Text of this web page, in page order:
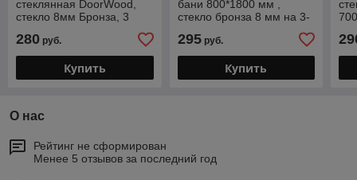
стеклянная DoorWood,
стекло 8мм Бронза, 3
70*190 см
280 руб.
Купить
бани 800*1800 мм ,
стекло бронза 8 мм на 3-
коробка осина
295руб.
Купить
О нас
Рейтинг не сформирован
Менее 5 отзывов за последний год